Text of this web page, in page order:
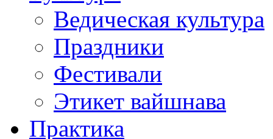
Ведическая культура
Праздники
Фестивали
Этикет вайшнава
Практика